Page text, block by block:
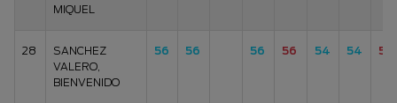
MIQUEL
28
SANCHEZ
VALERO,
BIENVENIDO
56 56 56 56 54 54 56